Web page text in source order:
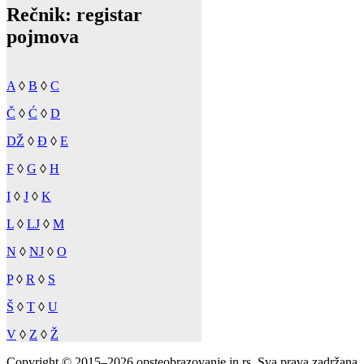
Rečnik: registar
pojmova
A ◊ B ◊ C
Č ◊ Ć ◊ D
DŽ ◊ Đ ◊ E
F ◊ G ◊ H
I ◊ J ◊ K
L ◊ LJ ◊ M
N ◊ NJ ◊ O
P◊ R ◊ S
Š ◊ T ◊ U
V ◊ Z ◊ Ž